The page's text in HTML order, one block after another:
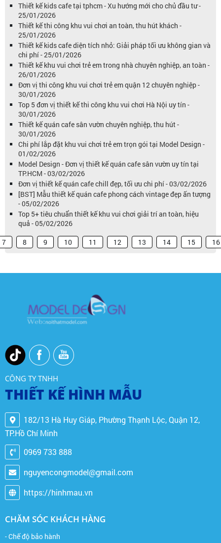
Thiết kế kids cafe tại tphcm - Xu hướng mới cho chủ đầu tư -
25/01/2026
Thiết kế thi công khu vui chơi an toàn, thu hút khách -
25/01/2026
Thiết kế kids cafe diện tích nhỏ: Giải pháp tối ưu không gian và
chi phí - 25/01/2026
Thiết kế khu vui chơi trẻ em trong nhà chuyên nghiệp, an toàn -
26/01/2026
Đơn vị thi công khu vui chơi trẻ em quận 12 chuyên nghiệp -
30/01/2026
Top 5 đơn vị thiết kế thi công khu vui chơi Hà Nội uy tín -
30/01/2026
Thiết kế quán cafe sân vườn chuyên nghiệp, thu hút -
30/01/2026
Chi phí lắp đặt khu vui chơi trẻ em trọn gói tại Model Design -
01/02/2026
Model Design - Đơn vị thiết kế quán cafe sân vườn uy tín tại
TP.HCM - 03/02/2026
Đơn vị thiết kế quán cafe chill đẹp, tối ưu chi phí - 03/02/2026
[BST] Mẫu thiết kế quán cafe phong cách vintage đẹp ấn tượng
- 05/02/2026
Top 5+ tiêu chuẩn thiết kế khu vui chơi giải trí an toàn, hiệu
quả - 05/02/2026
7 8 9 10 11 12 13 14 15 16
CÔNG TY TNHH
THIẾT KẾ HÌNH MẪU
182/13 Hà Huy Giáp, Phường Thạnh Lộc, Quận 12,
TP.Hồ Chí Minh
0969 733 888
nguyencongmodel@gmail.com
https://hinhmau.vn
CHĂM SÓC KHÁCH HÀNG
- Chế độ bảo hành